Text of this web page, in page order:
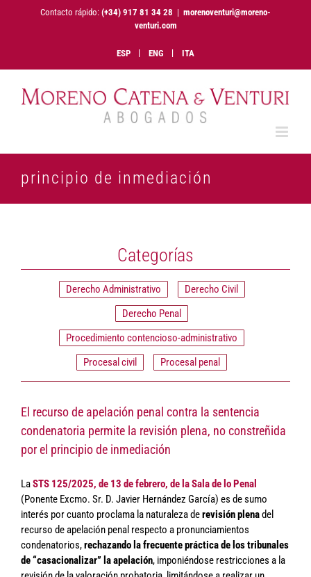
Contacto rápido: (+34) 917 81 34 28 | morenoventuri@moreno-
venturi.com
ESP ENG ITA
principio de inmediación
Categorías
Derecho Administrativo
Derecho Civil
Derecho Penal
Procedimiento contencioso-administrativo
Procesal civil
Procesal penal
El recurso de apelación penal contra la sentencia
condenatoria permite la revisión plena, no constreñida
por el principio de inmediación
LaSTS 125/2025, de 13 de febrero, de la Sala de lo Penal
(Ponente Excmo. Sr. D. Javier Hernández García) es de sumo
interés por cuanto proclama la naturaleza derevisión plenadel
recurso de apelación penal respecto a pronunciamientos
condenatorios,rechazando la frecuente práctica de los tribunales
de “casacionalizar” la apelación, imponiéndose restricciones a la